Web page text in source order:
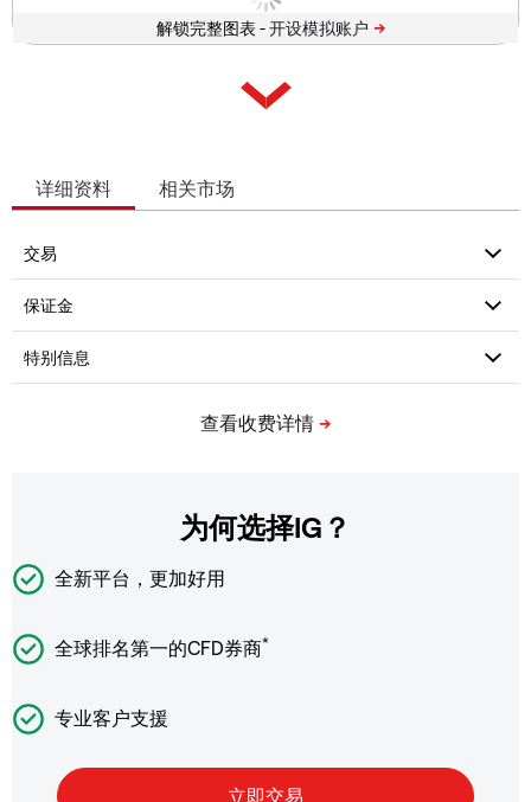
解锁完整图表 -
详细资料 相关市场
为何选择IG？
全新平台，更加好用
全球排名第一的CFD券商*
专业客户支援